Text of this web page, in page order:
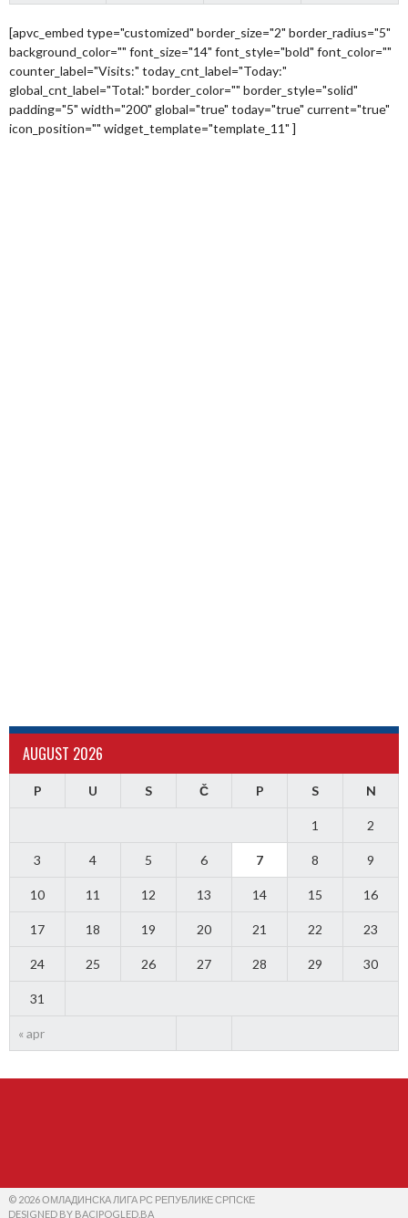
[apvc_embed type="customized" border_size="2" border_radius="5"
background_color="" font_size="14" font_style="bold" font_color=""
counter_label="Visits:" today_cnt_label="Today:"
global_cnt_label="Total:" border_color="" border_style="solid"
padding="5" width="200" global="true" today="true" current="true"
icon_position="" widget_template="template_11" ]
AUGUST 2026
P U S Č P S N
« apr
1 2
3 4 5 6 7 8 9
10 11 12 13 14 15 16
17 18 19 20 21 22 23
24 25 26 27 28 29 30
31
© 2026 ОМЛАДИНСКА ЛИГА РС РЕПУБЛИКЕ СРПСКЕ
DESIGNED BY BACIPOGLED.BA